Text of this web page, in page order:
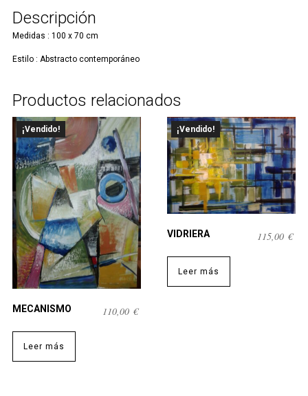
Descripción
Medidas : 100 x 70 cm
Estilo : Abstracto contemporáneo
Productos relacionados
¡Vendido!
MECANISMO 110,00 €
Leer más
¡Vendido!
VIDRIERA 115,00 €
Leer más